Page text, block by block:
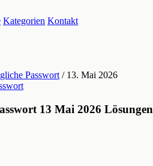
Kategorien Kontakt
Passwort / 13. Mai 2026
13 Mai 2026 Lösungen